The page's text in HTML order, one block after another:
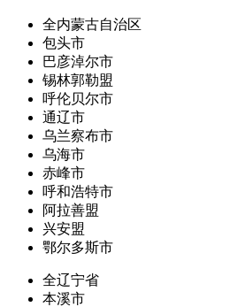
全内蒙古自治区
包头市
巴彦淖尔市
锡林郭勒盟
呼伦贝尔市
通辽市
乌兰察布市
乌海市
赤峰市
呼和浩特市
阿拉善盟
兴安盟
鄂尔多斯市
全辽宁省
本溪市